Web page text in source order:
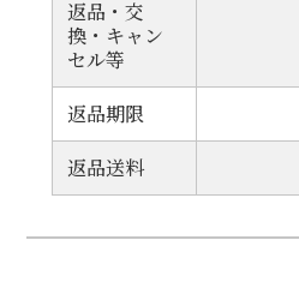
返品・交
換・キャン
セル等
返品期限
返品送料